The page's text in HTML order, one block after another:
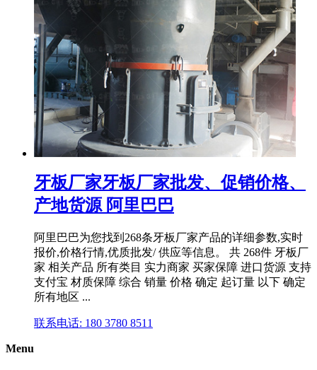
牙板厂家牙板厂家批发、促销价格、
产地货源 阿里巴巴
阿里巴巴为您找到268条牙板厂家产品的详细参数,实时
报价,价格行情,优质批发/ 供应等信息。 共 268件 牙板厂
家 相关产品 所有类目 实力商家 买家保障 进口货源 支持
支付宝 材质保障 综合 销量 价格 确定 起订量 以下 确定
所有地区 ...
联系电话: 180 3780 8511
Menu